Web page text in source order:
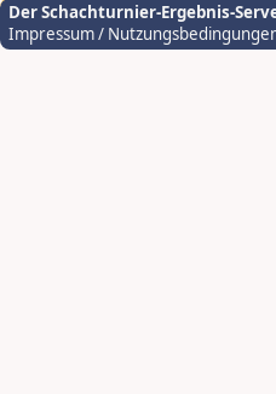
Der Schachturnier-Ergebnis-
Impressum /